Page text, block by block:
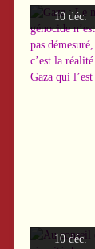
10 déc.
10 déc.